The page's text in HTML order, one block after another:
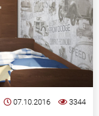
07.10.2016 3344